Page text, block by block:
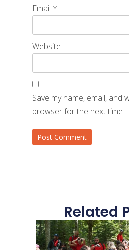
Email *
Website
Save my name, email, and
browser for the next time I
Related